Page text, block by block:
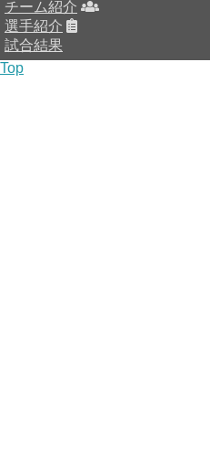
チーム紹介
選手紹介
試合結果
Top